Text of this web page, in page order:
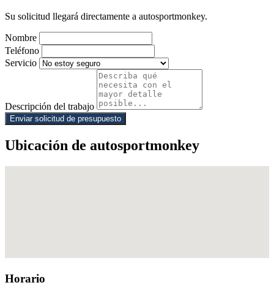
Su solicitud llegará directamente a autosportmonkey.
Nombre
Teléfono
Servicio
Descripción del trabajo
Enviar solicitud de presupuesto
Ubicación de autosportmonkey
Horario